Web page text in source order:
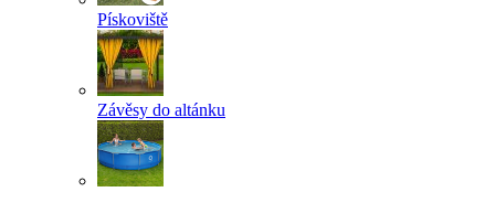
Pískoviště
Závěsy do altánku